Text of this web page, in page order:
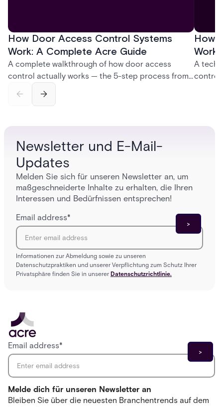
How Door Access Control Systems
Work: A Complete Acre Guide
A complete walkthrough of how door access
control actually works — the 5-step process from
and software components, and the access control
How
A
control
Newsletter und E-Mail-
Updates
Melden Sie sich für unseren Newsletter an, um
maßgeschneiderte Inhalte zu erhalten, die Ihren
Interessen und Bedürfnissen entsprechen!
Email address*
Informationen zur Abmeldung sowie zu unseren
Datenschutzpraktiken und unserer Verpflichtung zum Schutz Ihrer
Privatsphäre finden Sie in unserer Datenschutzrichtlinie.
Melde dich für unseren Newsletter an
Bleiben Sie über die neuesten Branchentrends auf dem
Email address*